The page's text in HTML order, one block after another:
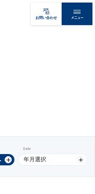
お問い合わせ メニュー
ノロジー
Date
年月選択